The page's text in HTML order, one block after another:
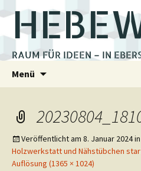
RAUM FÜR IDEEN – IN
Menü
Veröffentlicht am 8. Januar 2024in
Holzwerkstatt und Nähstübchen
Auflösung (1365 × 1024)